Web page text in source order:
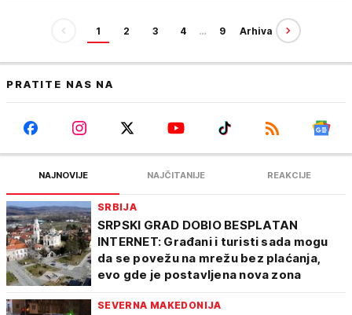
1 2 3 4 … 9 Arhiva
PRATITE NAS NA
NAJNOVIJE NAJČITANIJE REAKCIJE
SRBIJA
SRPSKI GRAD DOBIO BESPLATAN
INTERNET: Građani i turisti sada mogu
da se povežu na mrežu bez plaćanja,
evo gde je postavljena nova zona
SEVERNA MAKEDONIJA